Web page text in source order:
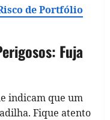
de Portfólio
Fuja
indicam que um
Fique atento